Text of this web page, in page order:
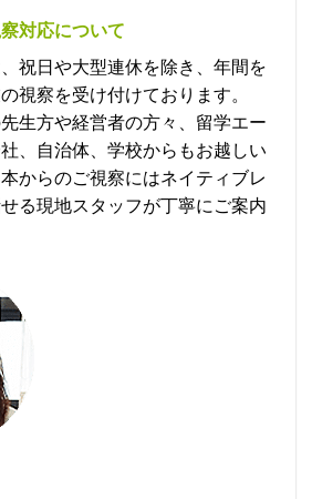
対応について
祝日や大型連休を除き、年間を
視察を受け付けております。
生方や経営者の方々、留学エー
、自治体、学校からもお越しい
からのご視察にはネイティブレ
る現地スタッフが丁寧にご案内